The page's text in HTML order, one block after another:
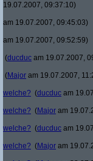
19.07.2007, 09:37:10)
am 19.07.2007, 09:45:03)
am 19.07.2007, 09:52:59)
(ducduc am 19.07.2007,
(Major am 19.07.2007,
welche? (ducduc am
welche? (Major am
welche? (ducduc am
welche? (Major am